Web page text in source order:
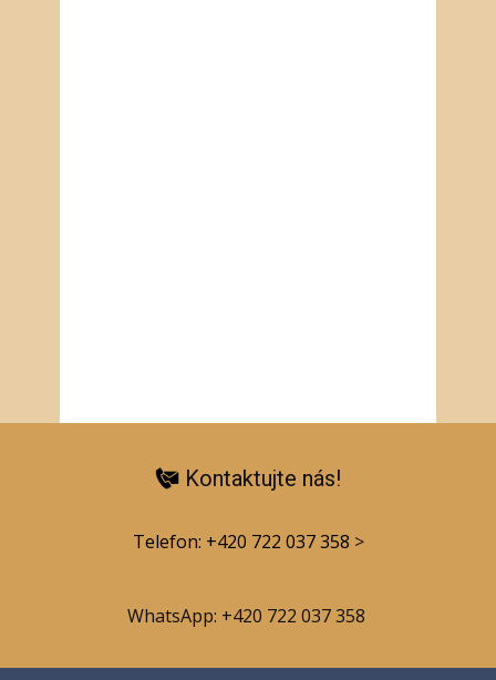
Kontaktujte nás!
Telefon: +420 722 037 358 >
WhatsApp: +420 722 037 358